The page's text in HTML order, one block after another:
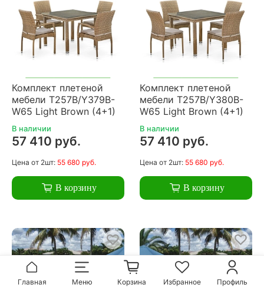
Комплект плетеной
мебели T257B/Y379B-
W65 Light Brown (4+1)
В наличии
57 410 руб.
Цена от 2шт: 55 680 руб.
В корзину
Комплект плетеной
мебели T257B/Y380B-
W65 Light Brown (4+1)
В наличии
57 410 руб.
Цена от 2шт: 55 680 руб.
В корзину
Главная Меню Корзина Избранное Профиль